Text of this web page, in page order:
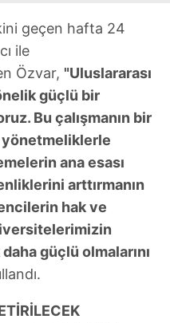
geçen hafta 24
ile
Özvar, "Uluslararası
güçlü bir
Bu çalışmanın bir
yönetmeliklerle
ana esası
arttırmanın
hak ve
güçlü olmalarını